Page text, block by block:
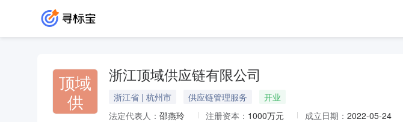
顶域
供
浙江顶域供应链有限公司
浙江省 | 杭州市 供应链管理服务
开业
法定代表人： 邵燕玲 注册资本： 1000万元 成立日期： 2022-05-24